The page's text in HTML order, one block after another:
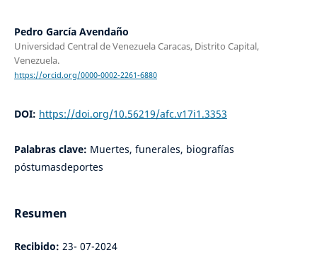
Pedro García Avendaño
Universidad Central de Venezuela Caracas, Distrito Capital,
Venezuela.
https://orcid.org/0000-0002-2261-6880
DOI: https://doi.org/10.56219/afc.v17i1.3353
Palabras clave: Muertes, funerales, biografías
póstumasdeportes
Resumen
Recibido: 23- 07-2024